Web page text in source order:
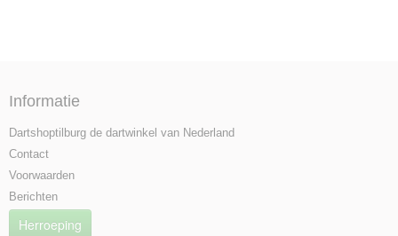
Informatie
Dartshoptilburg de dartwinkel van Nederland
Contact
Voorwaarden
Berichten
Herroeping